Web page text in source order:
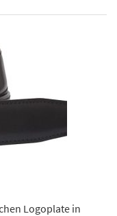
Logoplate in